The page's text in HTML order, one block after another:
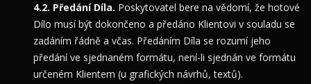
Předání Díla. Poskytovatel bere na vědomí, že hotové
Dílo musí být dokončeno a předáno Klientovi v souladu se
zadáním řádně a včas. Předáním Díla se rozumí jeho
předání ve sjednaném formátu, není-li sjednán ve formátu
určeném Klientem (u grafických návrhů, textů).